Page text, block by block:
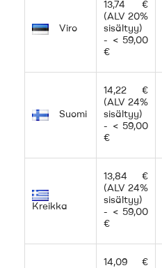
Viro
13,74 €
(ALV 20%
sisältyy)
- < 59,00
€
Suomi
14,22 €
(ALV 24%
sisältyy)
- < 59,00
€
Kreikka
13,84 €
(ALV 24%
sisältyy)
- < 59,00
€
14,09 €